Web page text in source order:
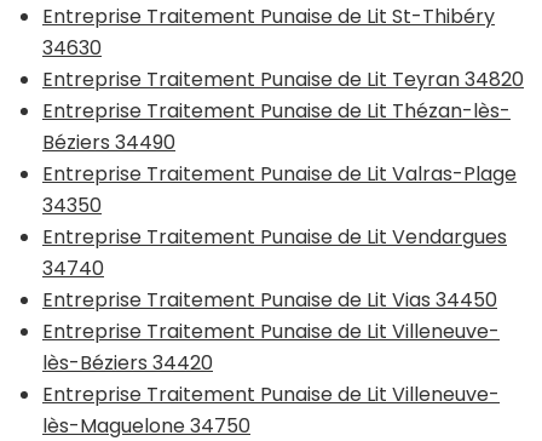
Entreprise Traitement Punaise de Lit St-Thibéry
34630
Entreprise Traitement Punaise de Lit Teyran 34820
Entreprise Traitement Punaise de Lit Thézan-lès-
Béziers 34490
Entreprise Traitement Punaise de Lit Valras-Plage
34350
Entreprise Traitement Punaise de Lit Vendargues
34740
Entreprise Traitement Punaise de Lit Vias 34450
Entreprise Traitement Punaise de Lit Villeneuve-
lès-Béziers 34420
Entreprise Traitement Punaise de Lit Villeneuve-
lès-Maguelone 34750